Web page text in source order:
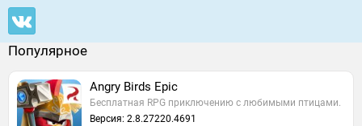
Популярное
Angry Birds Epic
Бесплатная RPG приключению с любимыми птицами.
Версия: 2.8.27220.4691